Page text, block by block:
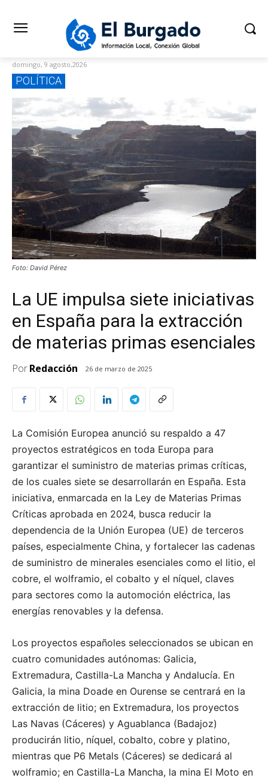
domingo, 9 agosto,2026
POLÍTICA
Foto: David Pérez
La UE impulsa siete iniciativas
en España para la extracción
de materias primas esenciales
PorRedacción 26 de marzo de 2025
La Comisión Europea anunció su respaldo a 47
proyectos estratégicos en toda Europa para
garantizar el suministro de materias primas críticas,
de los cuales siete se desarrollarán en España. Esta
iniciativa, enmarcada en la Ley de Materias Primas
Críticas aprobada en 2024, busca reducir la
dependencia de la Unión Europea (UE) de terceros
países, especialmente China, y fortalecer las cadenas
de suministro de minerales esenciales como el litio, el
cobre, el wolframio, el cobalto y el níquel, claves
para sectores como la automoción eléctrica, las
energías renovables y la defensa.
Los proyectos españoles seleccionados se ubican en
cuatro comunidades autónomas: Galicia,
Extremadura, Castilla-La Mancha y Andalucía. En
Galicia, la mina Doade en Ourense se centrará en la
extracción de litio; en Extremadura, los proyectos
Las Navas (Cáceres) y Aguablanca (Badajoz)
producirán litio, níquel, cobalto, cobre y platino,
mientras que P6 Metals (Cáceres) se dedicará al
wolframio; en Castilla-La Mancha, la mina El Moto en